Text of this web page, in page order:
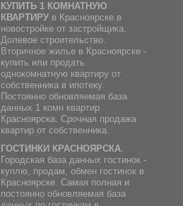
КУПИТЬ 1 КОМНАТНУЮ
КВАРТИРУв Красноярске в
новостройке от застройщика.
Долевое строительство.
Вторичное жилье в Красноярске -
купить или продать
однокомнатную квартиру от
собственника в ипотеку.
Постоянно обновляемая база
данных 1 комн квартир
Красноярска. Срочная продажа
квартир от собственника.
ГОСТИНКИ КРАСНОЯРСКА.
Городская база данных гостинок -
куплю, продам, обмен гостинок в
Красноярске. Самая полная и
постоянно обновляемая база